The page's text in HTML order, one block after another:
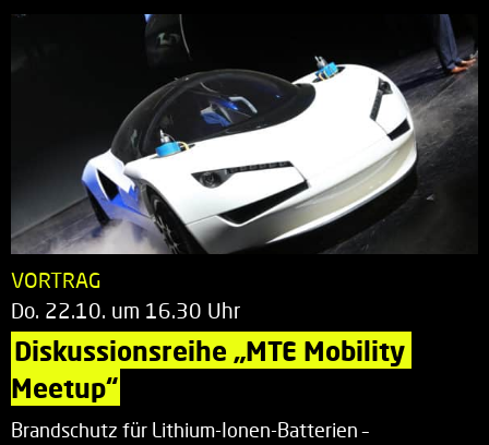
VORTRAG
Do. 22.10. um 16.30 Uhr
Diskussionsreihe „MTE Mobility
Meetup“
Brandschutz für Lithium-Ionen-Batterien –